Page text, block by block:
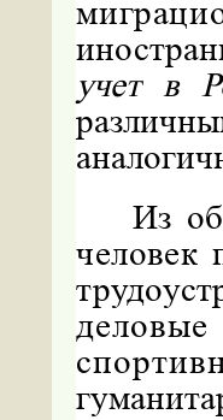
учет в
Из
человек